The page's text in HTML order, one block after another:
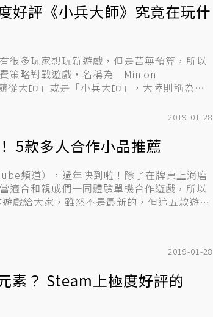
好評《小兵大師》究竟在玩什
很多玩家想玩新遊戲，但是苦無預算，所以
策略對戰遊戲，名稱為「Minion
從大師」或是「小兵大師」，大陸則稱為
2019-01-28
5款多人合作小品推薦
頻道），過年快到啦！除了在牌桌上消磨
適合和親戚們一同體驗單機合作遊戲，所以
戲給大家，雖然不是最新的，但這五款遊
2019-01-28
素？ Steam上極度好評的